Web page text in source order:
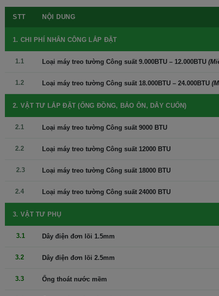
sống 4 mùa như ý: Mát lạnh sảng khoái vào mùa hè, ấm áp vào
Panasonic YZ9AKH-8 Phù hợp lắp đặt cho
phòng dưới 15m2
Với công suất 9000 BTU máy điều hòa 2 chiều Panasonic YZ9AKH-
đến luồng khí thoáng mát lạnh vào mùa hè và ấm áp vào mùa
Panasonic inverter tiết kiệm điện vượt
trội
Panasonic mang đến tới khách hàng sản phẩm uy tín chất lượng
với công nghệ mới nhất, trong đó có công nghệ inverter giúp máy
hòa thông thường.
STT NỘI DUNG
1. CHI PHÍ NHÂN CÔNG LẮP ĐẶT
1.1 Loại máy treo tường Công suất 9.000BTU – 12.000BTU
1.2 Loại máy treo tường Công suất 18.000BTU – 24.000BTU
2. VẬT TƯ LẮP ĐẶT (ỐNG ĐỒNG, BẢO ÔN, DÂY CUỐN)
2.1 Loại máy treo tường Công suất 9000 BTU
2.2 Loại máy treo tường Công suất 12000 BTU
2.3 Loại máy treo tường Công suất 18000 BTU
2.4 Loại máy treo tường Công suất 24000 BTU
3. VẬT TƯ PHỤ
3.1 Dây điện đơn lõi 1.5mm
3.2 Dây điện đơn lõi 2.5mm
3.3 Ống thoát nước mềm